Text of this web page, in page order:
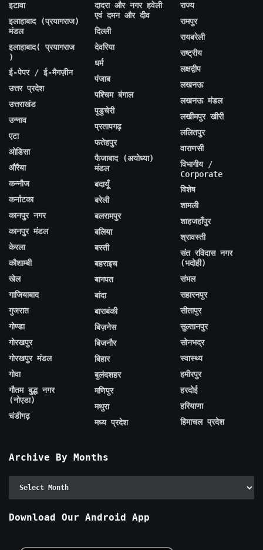
इटावा
इलाहाबाद (प्रयागराज)
मंडल
इलाहाबाद( प्रयागराज
)
ई-पेपर / ई-मैगज़ीन
उत्तर प्रदेश
उत्तराखंड
उन्नाव
एटा
ओडिसा
औरैया
कन्नौज
कर्नाटका
कानपुर नगर
कानपुर मंडल
केरला
कौशाम्बी
खेल
गाजियाबाद
गुजरात
गोण्डा
गोरखपुर
गोरखपुर मंडल
गोवा
गौतम बुद्ध नगर
(नोएडा)
चंडीगढ़
दादरा और नगर हवेली
एवं दमन और दीव
दिल्ली
देवरिया
धर्म
पंजाब
पश्चिम बंगाल
पुडुचेरी
प्रतापगढ़
फतेहपुर
फैजाबाद (अयोध्या)
मंडल
बदायूँ
बरेली
बलरामपुर
बलिया
बस्ती
बहराइच
बागपत
बांदा
बाराबंकी
बिज़नेस
बिजनौर
बिहार
बुलंदशहर
मणिपुर
मथुरा
मध्य प्रदेश
राज्य
रामपुर
रायबरेली
राष्ट्रीय
लक्षद्वीप
लखनऊ
लखनऊ मंडल
लखीमपुर खीरी
ललितपुर
वाराणसी
विभागीय /
Corporate
विशेष
शामली
शाहजहाँपुर
श्रावस्ती
संत रविदास नगर
(भदोही)
संभल
सहारनपुर
सीतापुर
सुल्तानपुर
सोनभद्र
स्वास्थ्य
हमीरपुर
हरदोई
हरियाणा
हिमाचल प्रदेश
Archive By Months
Archive
Download Our Android App